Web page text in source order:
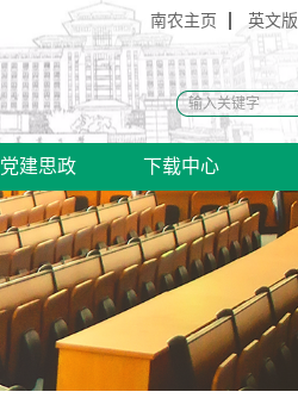
南农主页 英文版
党建思政 下载中心